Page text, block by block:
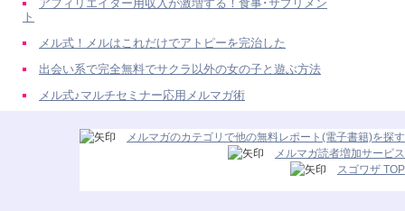
アフィリエイター用収入が激増する！食事･サプリメン
ト
メル式！メルはこれだけでアトピーを完治した
出会い系で完全無料でサクラ以外の女の子と遊ぶ方法
メル式♪マルチセミナー応用メルマガ術
メルマガのカテゴリで他の無料レポート(電子書籍)を探す
メルマガ読者増加サービス
スゴワザ TOP